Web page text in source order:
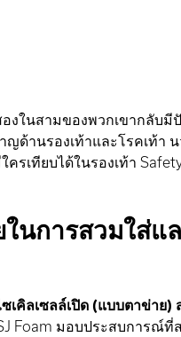
งในสามของพวกเขากลับ
ด้านรองเท้าและโรคเท้
รเทียบได้ในรองเท้า
นการสวมใส่แ
เคิลเซลล์เปิด (แบบตาข่าย)
Foam มอบประสบการณ์